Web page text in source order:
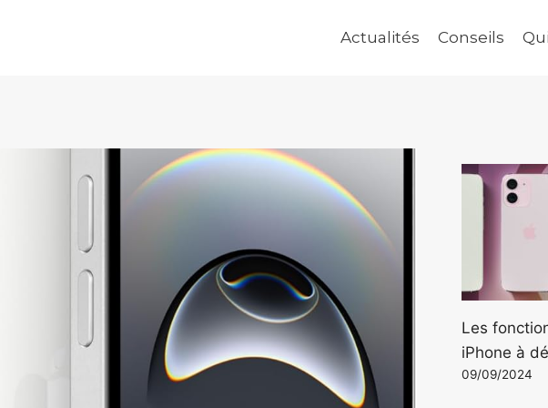
Actualités Conseils
Les
iPhone à
09/09/2024